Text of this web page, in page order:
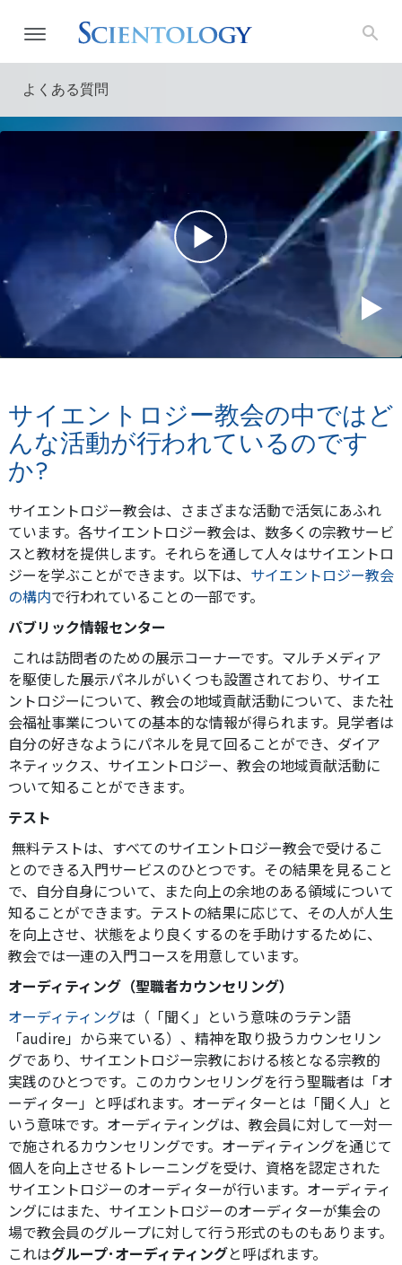
よくある質問
サイエントロジー教会の中ではど
んな活動が行われているのです
か?
サイエントロジー教会は、さまざまな活動で活気にあふれ
ています。各サイエントロジー教会は、数多くの宗教サービ
スと教材を提供します。それらを通して人々はサイエントロ
ジーを学ぶことができます。以下は、 サイエントロジー教会
の構内で行われていることの一部です。
パブリック情報センター
これは訪問者のための展示コーナーです。マルチメディア
を駆使した展示パネルがいくつも設置されており、サイエ
ントロジーについて、教会の地域貢献活動について、また社
会福祉事業についての基本的な情報が得られます。見学者は
自分の好きなようにパネルを見て回ることができ、ダイア
ネティックス、サイエントロジー、教会の地域貢献活動に
ついて知ることができます。
テスト
無料テストは、すべてのサイエントロジー教会で受けるこ
とのできる入門サービスのひとつです。その結果を見ること
で、自分自身について、また向上の余地のある領域について
知ることができます。テストの結果に応じて、その人が人生
を向上させ、状態をより良くするのを手助けするために、
教会では一連の入門コースを用意しています。
オーディティング（聖職者カウンセリング）
オーディティングは（「聞く」という意味のラテン語
「audire」から来ている）、精神を取り扱うカウンセリン
グであり、サイエントロジー宗教における核となる宗教的
実践のひとつです。 このカウンセリングを行う聖職者は「オ
ーディター」と呼ばれます。オーディターとは「聞く人」と
いう意味です。 オーディティングは、教会員に対して一対一
で施されるカウンセリングです。オーディティングを通じて
個人を向上させるトレーニングを受け、資格を認定された
サイエントロジーのオーディターが行います。オーディティ
ングにはまた、サイエントロジーのオーディターが集会の
場で教会員のグループに対して行う形式のものもあります。
これはグループ･オーディティングと呼ばれます。